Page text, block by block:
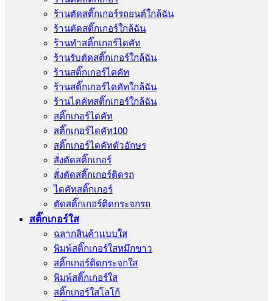
ร้านตัดสติ๊กเกอร์รถยนต์ใกล้ฉัน
ร้านตัดสติ๊กเกอร์ใกล้ฉัน
ร้านทําสติ๊กเกอร์ไดคัท
ร้านรับตัดสติ๊กเกอร์ใกล้ฉัน
ร้านสติ๊กเกอร์ไดคัท
ร้านสติ๊กเกอร์ไดคัทใกล้ฉัน
ร้านไดคัทสติ๊กเกอร์ใกล้ฉัน
สติ๊กเกอร์ไดคัท
สติ๊กเกอร์ไดคัท100
สติ๊กเกอร์ไดคัทตัวอักษร
สั่งตัดสติ๊กเกอร์
สั่งตัดสติ๊กเกอร์ติดรถ
ไดคัทสติ๊กเกอร์
ตัดสติ๊กเกอร์ติดกระจกรถ
สติ๊กเกอร์ใส
ฉลากสินค้าแบบใส
พิมพ์สติ๊กเกอร์ใสหมึกขาว
สติ๊กเกอร์ติดกระจกใส
พิมพ์สติ๊กเกอร์ใส
สติ๊กเกอร์ใสโลโก้